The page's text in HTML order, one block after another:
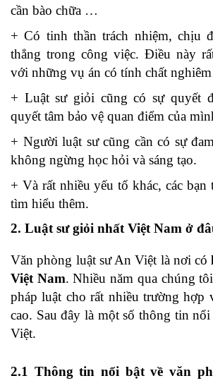
cần bào chữa …
+ Có tinh thần trách nhiệm, chịu
thẳng trong công việc. Điều này
với những vụ án có tính chất
+ Luật sư giỏi cũng có sự quyết
quyết tâm bảo vệ quan điểm của
+ Người luật sư cũng cần có sự
không ngừng học hỏi và sáng tạo.
+ Và rất nhiều yếu tố khác, các bạn
tìm hiểu thêm.
2. Luật sư giỏi nhất Việt Nam ở
Văn phòng luật sư An Việt là nơi có
Việt Nam. Nhiều năm qua chúng
pháp luật cho rất nhiều trường hợp
cao. Sau đây là một số thông tin
Việt.
2.1 Thông tin nổi bật về văn